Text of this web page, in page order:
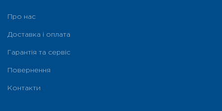
Про нас
Доставка і оплата
Гарантія та сервіс
Повернення
Контакти